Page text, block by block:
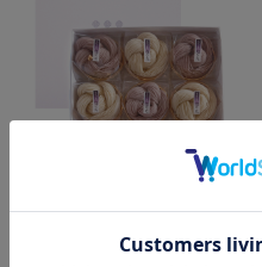
返し、法要の引き出物に ※意匠